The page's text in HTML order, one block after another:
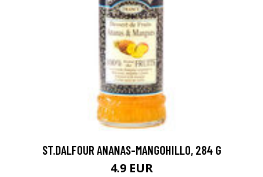
ST.DALFOUR ANANAS-MANGOHILLO, 284 G
4.9 EUR